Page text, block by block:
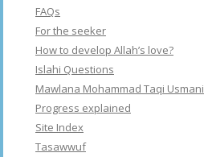
FAQs
For the seeker
How to develop Allah’s love?
Islahi Questions
Mawlana Mohammad Taqi Usmani
Progress explained
Site Index
Tasawwuf